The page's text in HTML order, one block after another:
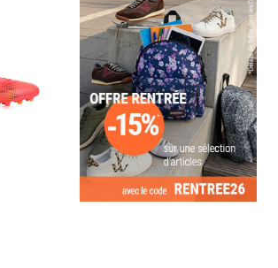
et Promos
qui aiment
Chaussures Puma pas cher et Promos
Baskets Puma
Découvrez la PUMA Carina 3.0, la
basket incontournable pour les femmes
en quête de confort et de style. [...]